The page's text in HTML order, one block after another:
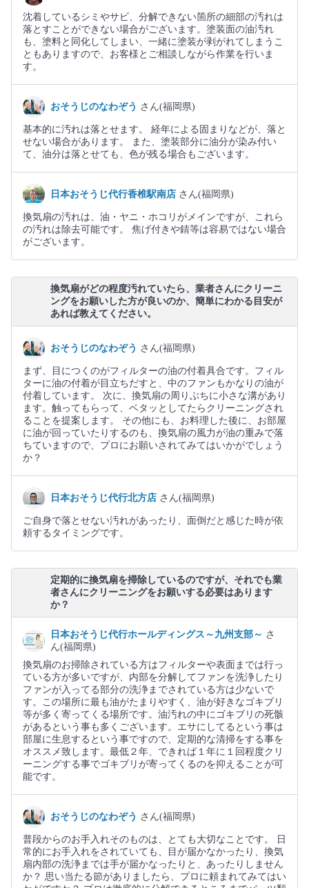
沈着しているシミやサビ、分解できない箇所の細部の汚れは
落とすことができない場合がございます。塗装面の油汚れ
も、塗料と同化してしまい、一緒に塗装が剥がれてしまうこ
ともありますので、お客様とご相談しながら作業を行いま
す。
おそうじのなわぞう さん(福岡県)
基本的に汚れは落とせます。 経年による固まりなどが、落と
せない場合があります。 また、塗装部分に油分が染み付い
て、油分は落とせても、色が残る場合もございます。
日本おそうじ代行香椎駅南店 さん(福岡県)
換気扇の汚れは、油・ヤニ・ホコリがメインですが、これら
の汚れは除去可能です。 焦げ付きや錆等は容易ではない場合
がございます。
換気扇がどの程度汚れていたら、業者さんにクリーニ
ングをお願いした方が良いのか、簡単にわかる目安が
あれば教えてください。
おそうじのなわぞう さん(福岡県)
まず、目につくのがフィルターの油の付着具合です。フィル
ターに油の付着が目立ちだすと、中のファンもかなりの油が
付着しています。 次に、換気扇の周りぶちに小さな溝があり
ます。触ってもらって、ベタッとしてたらクリーニングされ
ることを提案します。 その他にも、お料理した後に、お部屋
に油が回っていたりするのも、換気扇の風力が油の重みで落
ちていますので、プロにお願いされてみてはいかがでしょう
か？
日本おそうじ代行北方店 さん(福岡県)
ご自身で落とせない汚れがあったり、面倒だと感じた時が依
頼するタイミングです。
定期的に換気扇を掃除しているのですが、それでも業
者さんにクリーニングをお願いする必要はあります
か？
日本おそうじ代行ホールディングス～九州支部～ さ
ん(福岡県)
換気扇のお掃除されている方はフィルターや表面までは行っ
ている方が多いですが、内部を分解してファンを洗浄したり
ファンが入ってる部分の洗浄までされている方は少ないで
す。この場所に最も油がたまりやすく、油が好きなゴキブリ
等が多く寄ってくる場所です。油汚れの中にゴキブリの死骸
があるという事も多くございます。エサにしてるという事は
部屋に生息するという事ですので、定期的な清掃をする事を
オススメ致します。最低２年、できれば１年に１回程度クリ
ーニングする事でゴキブリが寄ってくるのを抑えることが可
能です。
おそうじのなわぞう さん(福岡県)
普段からのお手入れそのものは、とても大切なことです。 日
常的にお手入れをされていても、目が届かなかったり、換気
扇内部の洗浄までは手が届かなったりと、あったりしません
か？ 思い当たる節がありましたら、プロに頼まれてみてはい